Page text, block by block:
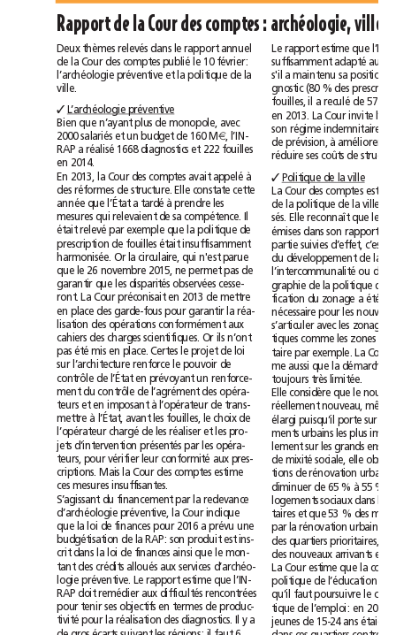
Deux thèmes relevés dans le rapport annuel
de la Cour des comptes publié le 10février:
l’archéologie préventive et la politique de la
ville.
✓ L’archéologie préventive
Bien que n’ayant plus de monopole,
avec
2000
salariés et un budget de 160M€,
l’IN-
RAP a réalisé 1668 diagnostics et 222
fouilles
en
2014.
En
la Cour des comptes avait appelé à
des réformes de structure. Elle constate cette
année que l’Étata tardé à prendre les
mesures qui relevaient de sa compétence.
était relevé par exemple que la politique de
prescription de fouilles était insuffisamment
harmonisée. Or la circulaire, qui n'est
parue
que le 26novembre 2015, ne permet pas
de
garantir
que les disparités observées cesse-
ront. La Cour préconisait en 2013 de mettre
en place des garde-fous pour garantir la
réa-
lisation
des opérations conformément aux
cahiers des charges scientifiques. Or ils n’ont
pas été mis en place. Certes le projet de loi
sur l’architecture renforce le pouvoir de
contrôle de l’État en prévoyant un renforce-
ment du contrôle de l’agrément des opéra-
teurs et en imposantà l’opérateur de trans-
mettre à l’État, avant les fouilles, le choix de
l’opérateur chargé de les réaliser et les
pro-
jets
d’intervention présentés par les
opéra-
teurs,
pour vérifier leur conformité aux pres-
criptions. Mais la Cour des comptes estime
ces mesures
insuffisantes.
S’agissant
du financement par la
redevance
d’archéologie
la Cour
indique
que la loi de finances pour 2016 a prévu une
budgétisation de la RAP: son produit est ins-
crit dans la loi de finances ainsi que le mon-
tant des crédits alloués aux services d’archéo-
logie préventive. Le rapport estime que l’IN-
RAP doit remédier aux difficultés
rencontrées
pour
tenir ses objectifs en termes de produc-
tivité pour la réalisation des diagnostics. ya
Le rapport estime que
suffisamment adapté au
a maintenu sa
gnostic (80% des
fouilles, a reculé de
en 2013. La Cour invite
son régime
de
prévision,à améliorer
réduire ses coûts de
✓ Politique de la
ville
La
Cour des comptes
de la politique de la ville
sés. Elle reconnaît que
émises dans son rapport
partie suivies d’effet,
du développement de la
l’intercommunalité ou
graphie
de la politique
fication
du zonage a été
nécessaire pour les
s’articuler avec les
tiques
comme les
zones
taire
par La
me
aussi que la
toujours très limitée.
Elle considère que le
réellement nouveau,
élargi porte sur
ments urbains les plus
lement sur les
grands
de
mixité sociale, elle
tions
de rénovation
diminuer
de 65% à 55%
logements
sociaux dans
taires et que 53%
des
par la rénovation
des quartiers
prioritaires,
des
nouveaux arrivants
La Cour estime que la
politique de l’éducation
faut poursuivre le
tique de l’emploi: en
jeunes
de 15-24 ans
Rapport de la Cour des comptes: archéologie, ville